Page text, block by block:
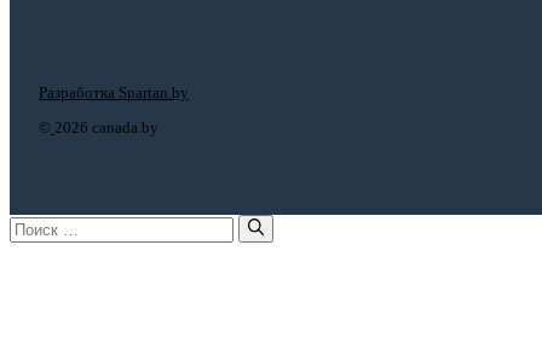
© 2026 canada.by
Разработка Spartan.by
Поиск: